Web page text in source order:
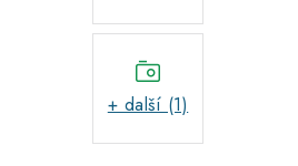
+ další (1)